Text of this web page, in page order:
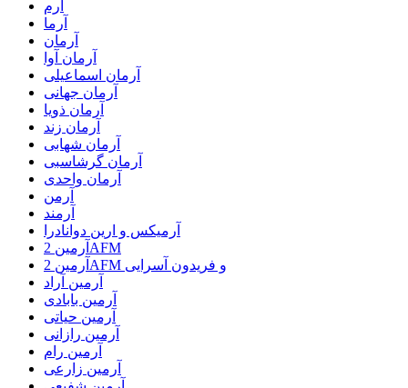
آرم
آرما
آرمان
آرمان آوا
آرمان اسماعیلی
آرمان جهانی
آرمان ذویا
آرمان زند
آرمان شهابی
آرمان گرشاسبی
آرمان واحدی
آرمن
آرمند
آرمیکس و ارین دوانادرا
آرمین 2AFM
آرمین 2AFM و فریدون آسرایی
آرمین آراد
آرمین بابادی
آرمین حیاتی
آرمین رازانی
آرمین رام
آرمین زارعی